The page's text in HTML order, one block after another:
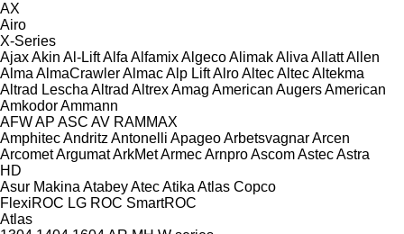
AX
Airo
X-Series
AjaxAkin Al-LiftAlfa AlfamixAlgecoAlimakAliva AllattAllen
Alma AlmaCrawlerAlmacAlp LiftAlroAltecAltecAltekma
Altrad Lescha Altrad AltrexAmag American AugersAmerican
AmkodorAmmann
AFWAP ASC AV RAMMAX
AmphitecAndritz Antonelli ApageoArbetsvagnarArcen
ArcometArgumatArkMetArmecArnproAscomAstecAstra
HD
Asur Makina AtabeyAtecAtika Atlas Copco
FlexiROC LG ROC SmartROC
Atlas